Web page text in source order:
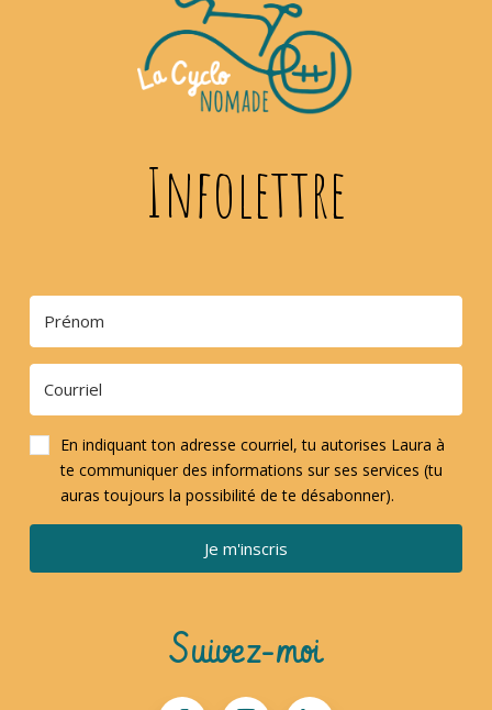
Infolettre
En indiquant ton adresse courriel, tu autorises Laura à
te communiquer des informations sur ses services (tu
auras toujours la possibilité de te désabonner).
Je m'inscris
Suivez-moi